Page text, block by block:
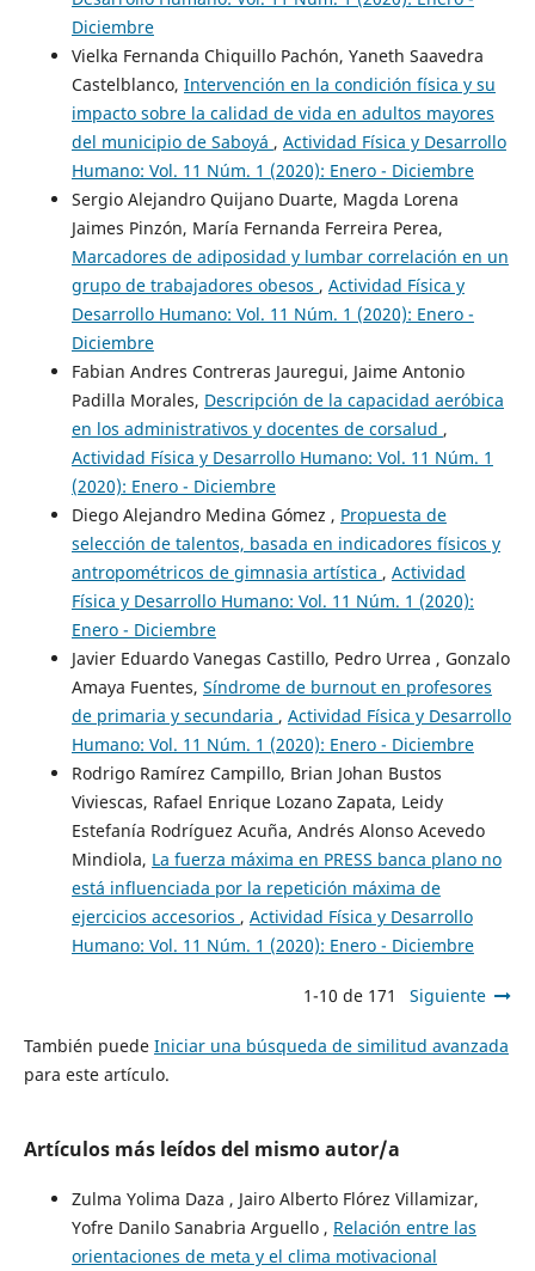
Diciembre
Vielka Fernanda Chiquillo Pachón, Yaneth Saavedra
Castelblanco, Intervención en la condición física y su
impacto sobre la calidad de vida en adultos mayores
del municipio de Saboyá , Actividad Física y Desarrollo
Humano: Vol. 11 Núm. 1 (2020): Enero - Diciembre
Sergio Alejandro Quijano Duarte, Magda Lorena
Jaimes Pinzón, María Fernanda Ferreira Perea,
Marcadores de adiposidad y lumbar correlación en un
grupo de trabajadores obesos , Actividad Física y
Desarrollo Humano: Vol. 11 Núm. 1 (2020): Enero -
Diciembre
Fabian Andres Contreras Jauregui, Jaime Antonio
Padilla Morales, Descripción de la capacidad aeróbica
en los administrativos y docentes de corsalud ,
Actividad Física y Desarrollo Humano: Vol. 11 Núm. 1
(2020): Enero - Diciembre
Diego Alejandro Medina Gómez , Propuesta de
selección de talentos, basada en indicadores físicos y
antropométricos de gimnasia artística , Actividad
Física y Desarrollo Humano: Vol. 11 Núm. 1 (2020):
Enero - Diciembre
Javier Eduardo Vanegas Castillo, Pedro Urrea , Gonzalo
Amaya Fuentes, Síndrome de burnout en profesores
de primaria y secundaria , Actividad Física y Desarrollo
Humano: Vol. 11 Núm. 1 (2020): Enero - Diciembre
Rodrigo Ramírez Campillo, Brian Johan Bustos
Viviescas, Rafael Enrique Lozano Zapata, Leidy
Estefanía Rodríguez Acuña, Andrés Alonso Acevedo
Mindiola, La fuerza máxima en PRESS banca plano no
está influenciada por la repetición máxima de
ejercicios accesorios , Actividad Física y Desarrollo
Humano: Vol. 11 Núm. 1 (2020): Enero - Diciembre
1-10 de 171 Siguiente
También puede Iniciar una búsqueda de similitud avanzada
para este artículo.
Artículos más leídos del mismo autor/a
Zulma Yolima Daza , Jairo Alberto Flórez Villamizar,
Yofre Danilo Sanabria Arguello , Relación entre las
orientaciones de meta y el clima motivacional